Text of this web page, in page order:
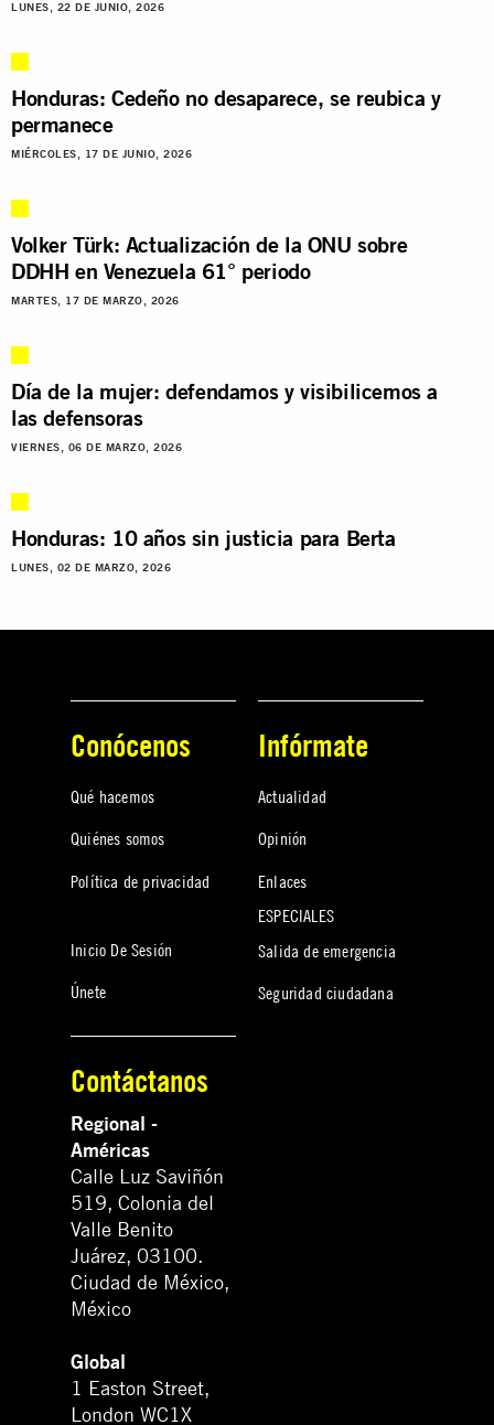
LUNES, 22 DE JUNIO, 2026
Honduras: Cedeño no desaparece, se reubica y
permanece
MIÉRCOLES, 17 DE JUNIO, 2026
Volker Türk: Actualización de la ONU sobre
DDHH en Venezuela 61° periodo
MARTES, 17 DE MARZO, 2026
Día de la mujer: defendamos y visibilicemos a
las defensoras
VIERNES, 06 DE MARZO, 2026
Honduras: 10 años sin justicia para Berta
LUNES, 02 DE MARZO, 2026
Conócenos
Qué hacemos
Quiénes somos
Política de privacidad
Inicio De Sesión
Únete
Infórmate
Actualidad
Opinión
Enlaces
ESPECIALES
Salida de emergencia
Seguridad ciudadana
Contáctanos
Regional -
Américas
Calle Luz Saviñón
519, Colonia del
Valle Benito
Juárez, 03100.
Ciudad de México,
México
Global
1 Easton Street,
London WC1X